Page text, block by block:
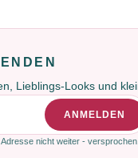
Lieblings-Looks und
ANMELDEN
nicht weiter - versprochen.